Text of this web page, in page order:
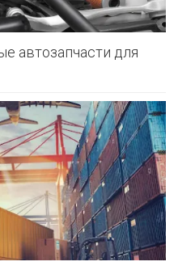
автозапчасти для